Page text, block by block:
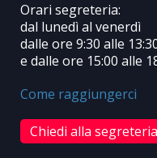
Orari segreteria:
dal lunedì al venerdì
dalle ore 9:30 alle
e dalle ore 15:00 alle
Come raggiungerci
Chiedi alla